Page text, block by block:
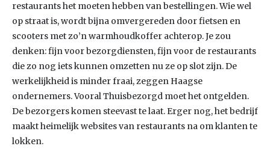
restaurants het moeten hebben van bestellingen. Wie wel
op straat is, wordt bijna omvergereden door fietsen en
scooters met zo’n warmhoudkoffer achterop. Je zou
denken: fijn voor bezorgdiensten, fijn voor de restaurants
die zo nog iets kunnen omzetten nu ze op slot zijn. De
werkelijkheid is minder fraai, zeggen Haagse
ondernemers. Vooral Thuisbezorgd moet het ontgelden.
De bezorgers komen steevast te laat. Erger nog, het bedrijf
maakt heimelijk websites van restaurants na om klanten te
lokken.